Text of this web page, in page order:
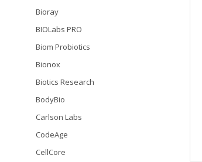
Bioray
BIOLabs PRO
Biom Probiotics
Bionox
Biotics Research
BodyBio
Carlson Labs
CodeAge
CellCore